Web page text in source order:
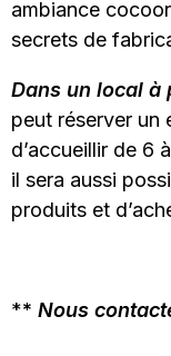
ambiance
secrets de
Dans un local à
peut réserver un
d’accueillir de 6
il sera aussi
produits et
** Nous